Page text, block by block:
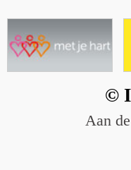
©
Aan